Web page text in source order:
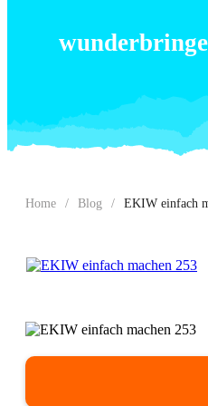
Home / Blog / EKIW einfach